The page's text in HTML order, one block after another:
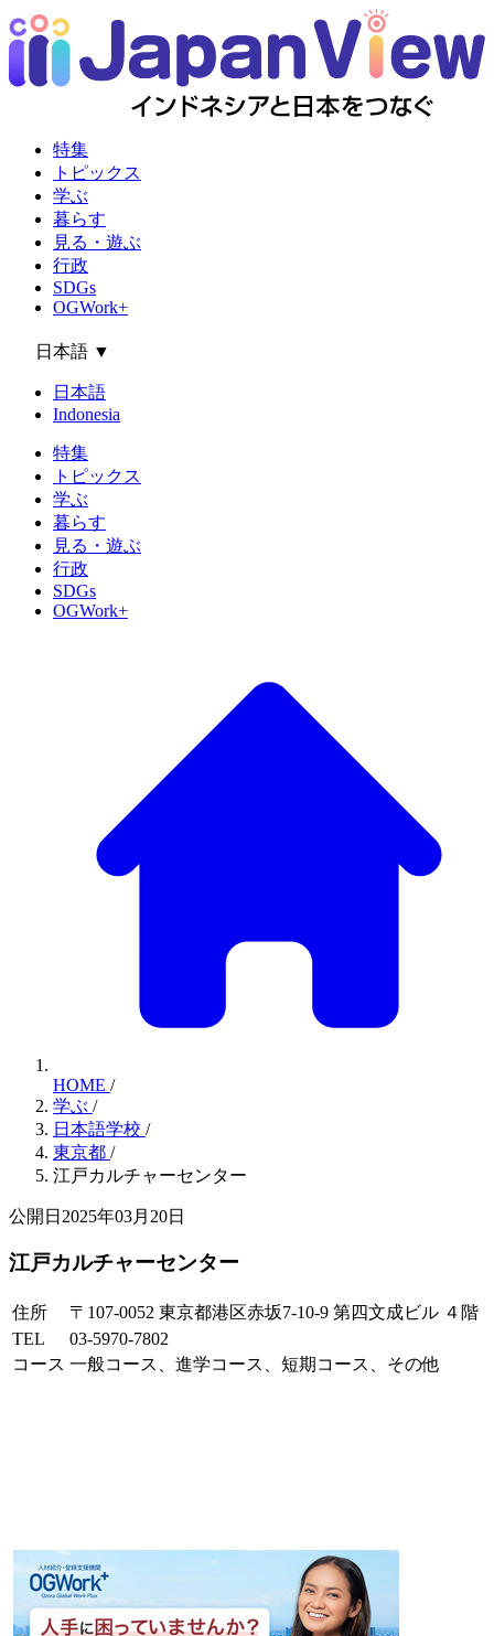
特集
トピックス
学ぶ
暮らす
見る・遊ぶ
行政
SDGs
OGWork+
日本語 ▼
日本語
Indonesia
特集
トピックス
学ぶ
暮らす
見る・遊ぶ
行政
SDGs
OGWork+
HOME /
学ぶ /
日本語学校 /
東京都 /
江戸カルチャーセンター
公開日2025年03月20日
江戸カルチャーセンター
住所
〒107-0052 東京都港区赤坂7-10-9 第四文成ビル ４階
TEL
03-5970-7802
コース 一般コース、進学コース、短期コース、その他